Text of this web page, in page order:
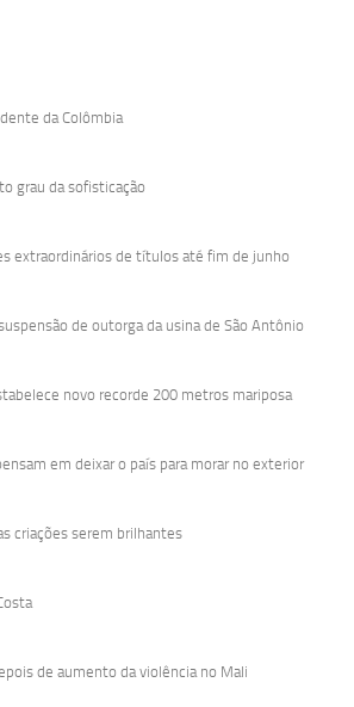
da Colômbia
grau da sofisticação
extraordinários de títulos até fim de junho
de outorga da usina de São Antônio
novo recorde 200 metros mariposa
em deixar o país para morar no exterior
criações serem brilhantes
de aumento da violência no Mali